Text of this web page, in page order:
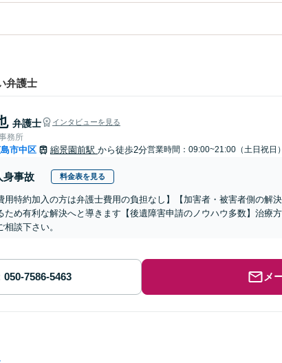
弁護士
弁護士 インタビューを見る
務所
市中区 縮景園前駅 から徒歩2分営業時間：09:00~21:00（土日祝日）
身事故 料金表を見る
用特約加入の方は弁護士費用の負担なし】【加害者・被害者側の解
ため有利な解決へと導きます【後遺障害申請のノウハウ多数】治療
相談下さい。
メ